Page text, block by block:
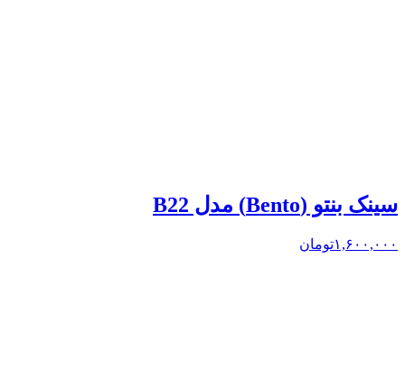
سینک بنتو (Bento) مدل B22
۱,۶۰۰,۰۰۰تومان